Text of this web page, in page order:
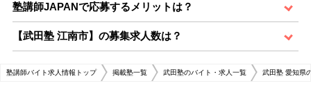
塾講師JAPANで応募するメリットは？
【武田塾 江南市】の募集求人数は？
塾講師バイト求人情報トップ 掲載塾一覧 武田塾のバイト・求人一覧 武田塾 愛知県